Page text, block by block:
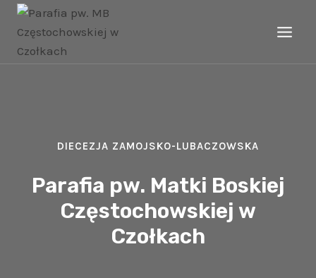
Przejdź
treści
DIECEZJA ZAMOJSKO-LUBACZOWSKA
Parafia pw. Matki Boskiej
Częstochowskiej w
Czołkach